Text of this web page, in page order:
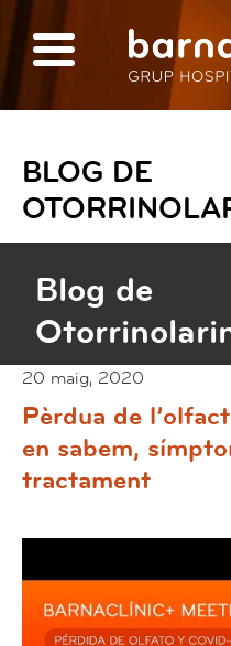
BLOG DE
Blog de
20 maig, 2020
Pèrdua de
en sabem,
tractament